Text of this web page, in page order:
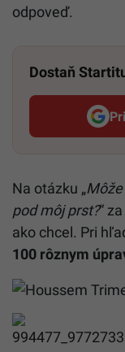
odpoveď.
Dostaň
Na otázku „
pod môj prst?“
ako chcel. Pri
100 rôznym